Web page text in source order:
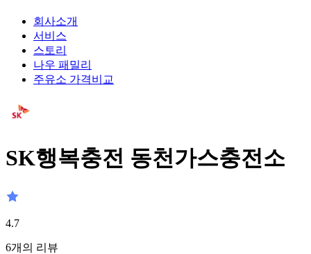
회사소개
서비스
스토리
나우 패밀리
주유소 가격비교
SK행복충전 동천가스충전소
4.7
6개의 리뷰